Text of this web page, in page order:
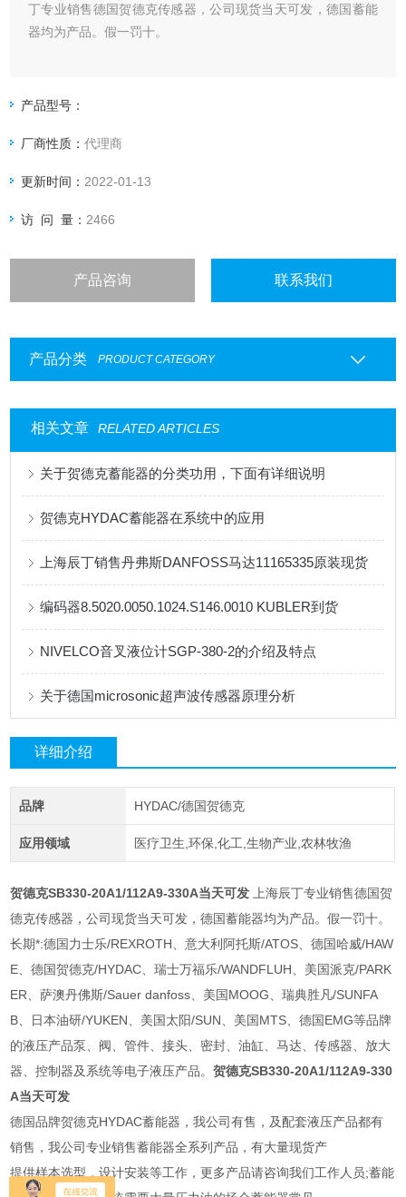
丁专业销售德国贺德克传感器，公司现货当天可发，德国蓄能
器均为产品。假一罚十。
产品型号：
厂商性质：代理商
更新时间： 2022-01-13
访 问 量： 2466
产品咨询 联系我们
产品分类 PRODUCT CATEGORY
相关文章 RELATED ARTICLES
关于贺德克蓄能器的分类功用，下面有详细说明
贺德克HYDAC蓄能器在系统中的应用
上海辰丁销售丹弗斯DANFOSS马达11165335原装现货
编码器8.5020.0050.1024.S146.0010 KUBLER到货
NIVELCO音叉液位计SGP-380-2的介绍及特点
关于德国microsonic超声波传感器原理分析
详细介绍
品牌 HYDAC/德国贺德克
应用领域 医疗卫生,环保,化工,生物产业,农林牧渔
贺德克SB330-20A1/112A9-330A当天可发
上海辰丁专业销售德国贺
德克传感器，公司现货当天可发，德国蓄能器均为产品。假一罚十。
长期*:德国力士乐/REXROTH、意大利阿托斯/ATOS、德国哈威/HAW
E、德国贺德克/HYDAC、瑞士万福乐/WANDFLUH、美国派克/PARK
ER、萨澳丹佛斯/Sauer danfoss、美国MOOG、瑞典胜凡/SUNFA
B、日本油研/YUKEN、美国太阳/SUN、美国MTS、德国EMG等品牌
的液压产品泵、阀、管件、接头、密封、油缸、马达、传感器、放大
器、控制器及系统等电子液压产品。贺德克SB330-20A1/112A9-330
A当天可发
德国品牌贺德克HYDAC蓄能器，我公司有售，及配套液压产品都有
销售，我公司专业销售蓄能器全系列产品，有大量现货产
提供样本选型，设计安装等工作，更多产品请咨询我们工作人员;蓄能